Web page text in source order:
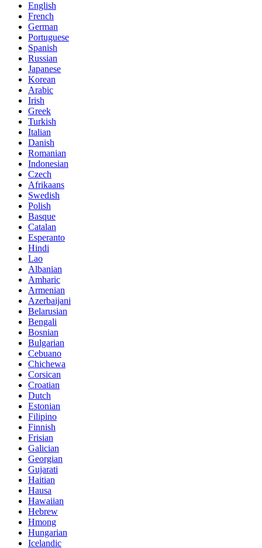
English
French
German
Portuguese
Spanish
Russian
Japanese
Korean
Arabic
Irish
Greek
Turkish
Italian
Danish
Romanian
Indonesian
Czech
Afrikaans
Swedish
Polish
Basque
Catalan
Esperanto
Hindi
Lao
Albanian
Amharic
Armenian
Azerbaijani
Belarusian
Bengali
Bosnian
Bulgarian
Cebuano
Chichewa
Corsican
Croatian
Dutch
Estonian
Filipino
Finnish
Frisian
Galician
Georgian
Gujarati
Haitian
Hausa
Hawaiian
Hebrew
Hmong
Hungarian
Icelandic